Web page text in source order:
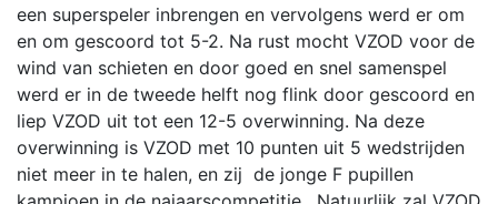
een superspeler inbrengen en vervolgens werd er om
en om gescoord tot 5-2. Na rust mocht VZOD voor de
wind van schieten en door goed en snel samenspel
werd er in de tweede helft nog flink door gescoord en
liep VZOD uit tot een 12-5 overwinning. Na deze
overwinning is VZOD met 10 punten uit 5 wedstrijden
niet meer in te halen, en zij de jonge F pupillen